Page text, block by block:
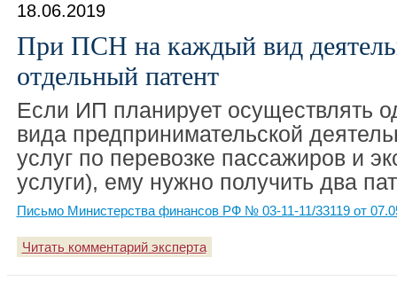
18.06.2019
При ПСН на каждый вид
отдельный патент
Если ИП планирует осуществлять
вида предпринимательской
услуг по перевозке пассажиров и
услуги), ему нужно получить два
Письмо Министерства финансов РФ № 03-11-11/33119 от
Читать комментарий эксперта